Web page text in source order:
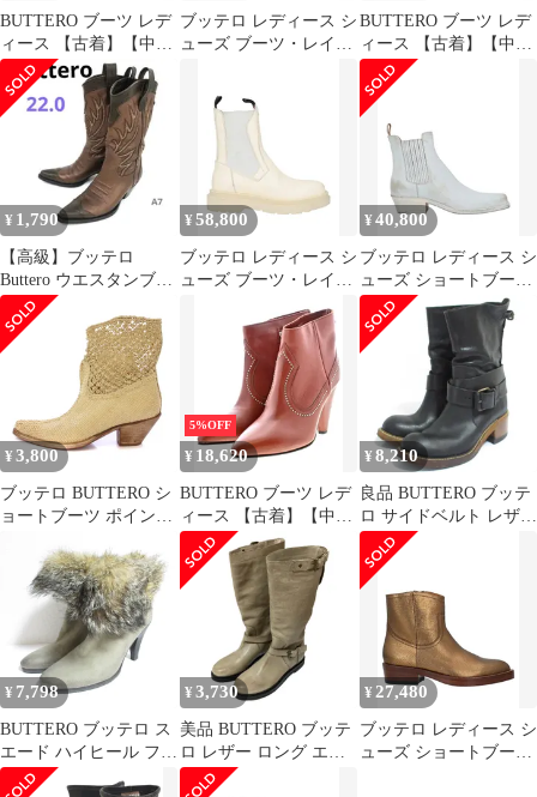
BUTTERO ブーツ レデ
ィース 【古着】【中
古】【送料無料】
ブッテロ レディース シ
ューズ ブーツ・レイン
BUTTERO ブーツ レデ
ィース 【古着】【中
古】【送料無料】
¥ 1,790
【高級】ブッテロ
Buttero ウエスタンブー
ツ 22.0相当メタリック
カラー
¥58,800
ブッテロ レディース シ
ューズ ブーツ・レイン
BUTTEROff White オフ
ホワイト
¥40,800
ブッテロ レディース シ
ューズ ショートブーツ
BUTTERO ショートブ
ーツ OffWhite オフホワ
イト
¥ 3,800
ブッテロ BUTTERO シ
ョートブーツ ポインテ
ール 編み込み 37.5 ベ
ージュ /BB
5%OFF
¥ 18,620
BUTTERO ブーツ レデ
ィース 【古着】【中
古】【送料無料】
¥ 8,210
良品 BUTTERO ブッテ
ロ サイドベルト レザー
エンジニアブーツ サイ
ズ36 23cm相当 ブラッ
ク レディース 古着 中
古 USED
¥ 7,798
BUTTERO ブッテロ ス
エード ハイヒール フォ
ックスファーコンビ ブ
¥ 3,730
美品 BUTTERO ブッテ
ロ レザー ロング エン
ジニアブーツ 36 23cm
¥ 27,480
ブッテロ レディース シ
ューズ ショートブーツ